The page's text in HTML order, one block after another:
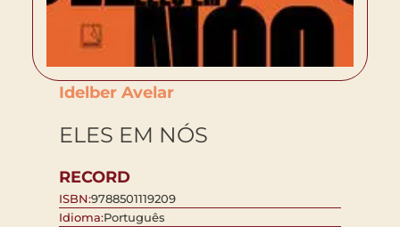
Idelber Avelar
ELES EM NÓS
RECORD
ISBN:9788501119209
Idioma:Português